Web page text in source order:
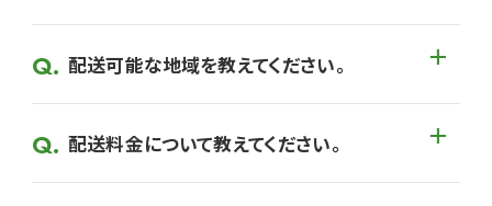
配送可能な地域を教えてください。
配送料金について教えてください。